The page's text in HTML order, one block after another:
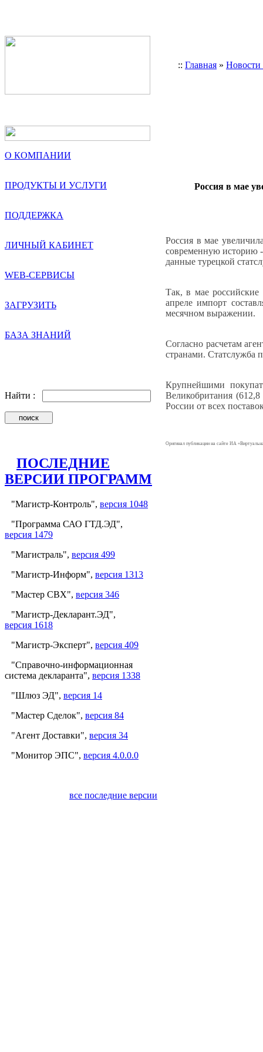
:: Главная »
О КОМПАНИИ
ПРОДУКТЫ И УСЛУГИ
ПОДДЕРЖКА
ЛИЧНЫЙ КАБИНЕТ
WEB-СЕРВИСЫ
ЗАГРУЗИТЬ
БАЗА ЗНАНИЙ
Найти :
ПОСЛЕДНИЕ
ВЕРСИИ ПРОГРАММ
"Магистр-Контроль", версия 1048
"Программа САО ГТД.ЭД",
версия 1479
"Магистраль", версия 499
"Магистр-Информ", версия 1313
"Мастер СВХ", версия 346
"Магистр-Декларант.ЭД",
версия 1618
"Магистр-Эксперт", версия 409
"Справочно-информационная
система декларанта", версия 1338
"Шлюз ЭД", версия 14
"Мастер Сделок", версия 84
"Агент Доставки", версия 34
"Монитор ЭПС", версия 4.0.0.0
все последние версии
Россия в мае
Россия в мае
современную историю
данные турецкой
Так, в мае
апреле импорт
месячном выражении.
Согласно расчетам
странами. Статслужба
Крупнейшими
Великобритания
России от всех
Оригинал публикации на сайте ИА